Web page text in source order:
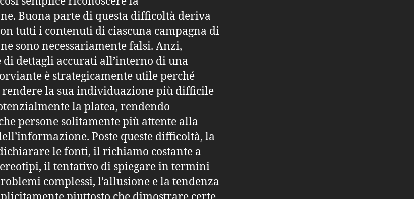
Buona parte di questa difficoltà deriva
tutti i contenuti di ciascuna campagna di
sono necessariamente falsi. Anzi,
dettagli accurati all’interno di una
è strategicamente utile perché
rendere la sua individuazione più difficile
la platea, rendendo
persone solitamente più attente alla
Poste queste difficoltà, la
le fonti, il richiamo costante a
il tentativo di spiegare in termini
complessi, l’allusione e la tendenza